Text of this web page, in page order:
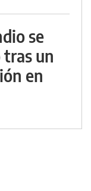
se
tras un
en